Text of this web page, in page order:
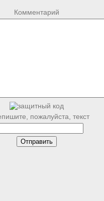
Комментарий
пожалуйста, текст